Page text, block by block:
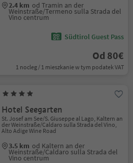
2.4 km od Tramin an der
Weinstraße/Termeno sulla Strada del
Vino centrum
Südtirol Guest Pass
Od 80€
1 nocleg / 1 mieszkanie w tym podatek VAT
Hotel Seegarten
St. Josef am See/S. Giuseppe al Lago, Kaltern an
der Weinstraße/Caldaro sulla Strada del Vino,
Alto Adige Wine Road
3.5 km od Kaltern an der
Weinstraße/Caldaro sulla Strada del
Vino centrum